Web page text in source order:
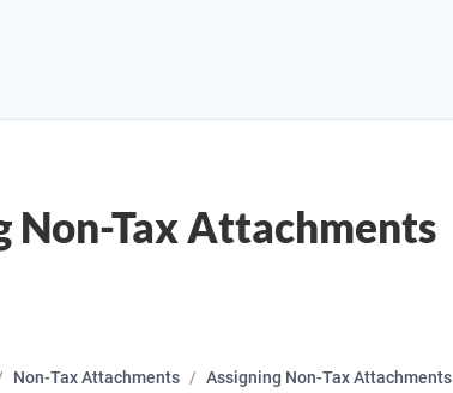
Non-Tax Attachments
Non-Tax Attachments Assigning Non-Tax Attachments